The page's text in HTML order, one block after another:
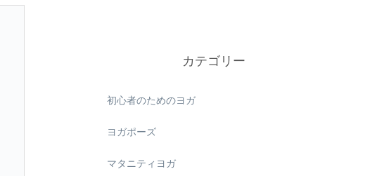
カテゴリー
初心者のためのヨガ
ヨガポーズ
マタニティヨガ